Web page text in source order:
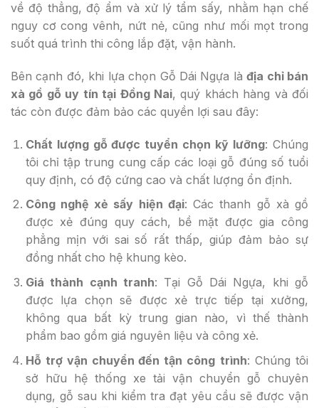
về độ thẳng, độ ẩm và xử lý tẩm sấy, nhằm hạn chế
nguy cơ cong vênh, nứt nẻ, cũng như mối mọt trong
suốt quá trình thi công lắp đặt, vận hành.
Bên cạnh đó, khi lựa chọn Gỗ Dái Ngựa làđịa chỉ bán
xà gồ gỗ uy tín tại Đồng Nai, quý khách hàng và đối
tác còn được đảm bảo các quyền lợi sau đây:
Chất lượng gỗ được tuyển chọn kỹ lưỡng: Chúng
tôi chỉ tập trung cung cấp các loại gỗ đúng số tuổi
quy định, có độ cứng cao và chất lượng ổn định.
Công nghệ xẻ sấy hiện đại: Các thanh gỗ xà gồ
được xẻ đúng quy cách, bề mặt được gia công
phẳng mịn với sai số rất thấp, giúp đảm bảo sự
đồng nhất cho hệ khung kèo.
Giá thành cạnh tranh: Tại Gỗ Dái Ngựa, khi gỗ
được lựa chọn sẽ được xẻ trực tiếp tại xưởng,
không qua bất kỳ trung gian nào, vì thế thành
phẩm bao gồm giá nguyên liệu và công xẻ.
Hỗ trợ vận chuyển đến tận công trình: Chúng tôi
sở hữu hệ thống xe tải vận chuyển gỗ chuyên
dụng, gỗ sau khi kiểm tra đạt yêu cầu sẽ được vận